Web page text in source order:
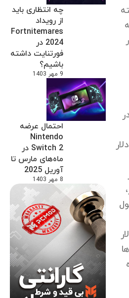
چه انتظاری باید
از رویداد
Fortnitemares
2024 در
فورتنایت داشته
باشیم؟
9 مهر 1403
احتمال عرضه
Nintendo
Switch 2 در
ماه‌های مارس تا
آوریل 2025
8 مهر 1403
قیمت‌هایی تا 10,000 دلار
دلار